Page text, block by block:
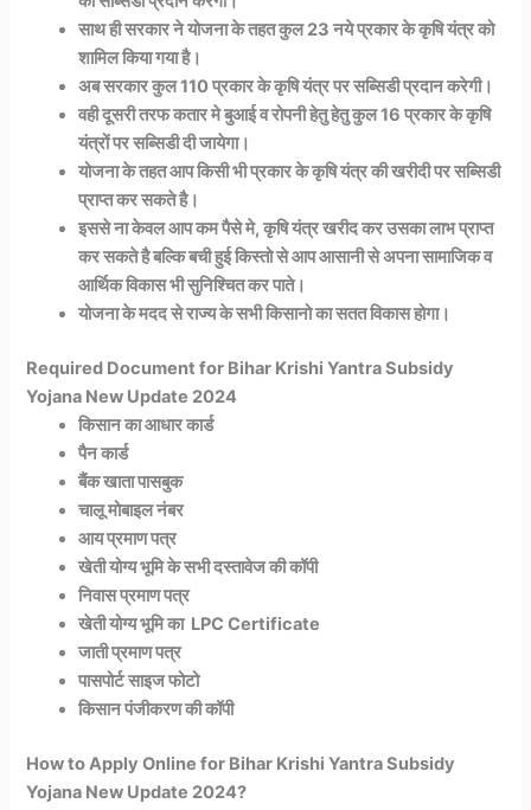
साथ ही सरकार ने योजना के तहत कुल 23 नये प्रकार के कृषि यंत्र को
शामिल किया गया है।
अब सरकार कुल 110 प्रकार के कृषि यंत्र पर सब्सिडी प्रदान करेगी।
वही दूसरी तरफ कतार मे बुआई व रोपनी हेतु हेतु कुल 16 प्रकार के कृषि
यंत्रों पर सब्सिडी दी जायेगा।
योजना के तहत आप किसी भी प्रकार के कृषि यंत्र की खरीदी पर सब्सिडी
प्राप्त कर सकते है।
इससे ना केवल आप कम पैसे मे, कृषि यंत्र खरीद कर उसका लाभ प्राप्त
कर सकते है बल्कि बची हुई किस्तो से आप आसानी से अपना सामाजिक व
आर्थिक विकास भी सुनिश्चित कर पाते।
योजना के मदद से राज्य के सभी किसानो का सतत विकास होगा।
Required Document for Bihar Krishi Yantra Subsidy
Yojana New Update 2024
किसान का आधार कार्ड
पैन कार्ड
बैंक खाता पासबुक
चालू मोबाइल नंबर
आय प्रमाण पत्र
खेती योग्य भूमि के सभी दस्तावेज की कॉपी
निवास प्रमाण पत्र
खेती योग्य भूमि का LPC Certificate
जाती प्रमाण पत्र
पासपोर्ट साइज फोटो
किसान पंजीकरण की कॉपी
How to Apply Online for Bihar Krishi Yantra Subsidy
Yojana New Update 2024?